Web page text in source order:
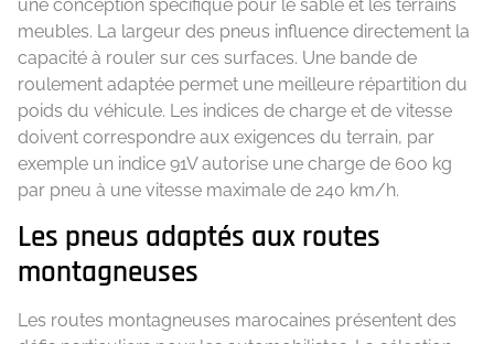
une conception spécifique pour le sable et les terrains
meubles. La largeur des pneus influence directement la
capacité à rouler sur ces surfaces. Une bande de
roulement adaptée permet une meilleure répartition du
poids du véhicule. Les indices de charge et de vitesse
doivent correspondre aux exigences du terrain, par
exemple un indice 91V autorise une charge de 600 kg
par pneu à une vitesse maximale de 240 km/h.
Les pneus adaptés aux routes
montagneuses
Les routes montagneuses marocaines présentent des